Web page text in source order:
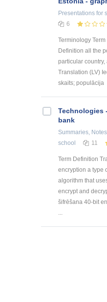
Presentations for
6
Terminology
Definition all the
particular country,
Translation (LV)
skaits; populācija
Technologies
bank
Summaries, Notes
school
11
Term Definition
encryption a type
algorithm that
encrypt and
šifrēšana 40-bit